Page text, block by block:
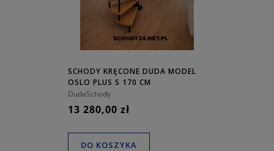
SCHODY KRĘCONE DUDA MODEL
OSLO PLUS S 170 CM
DudaSchody
13 280,00 zł
DO KOSZYKA